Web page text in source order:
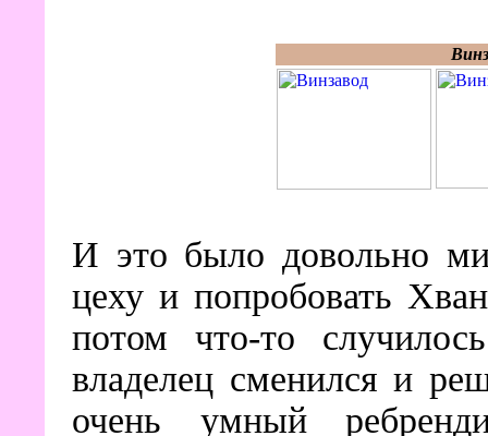
И это было довольно
цеху и попробовать
потом что-то
владелец сменился и
очень умный